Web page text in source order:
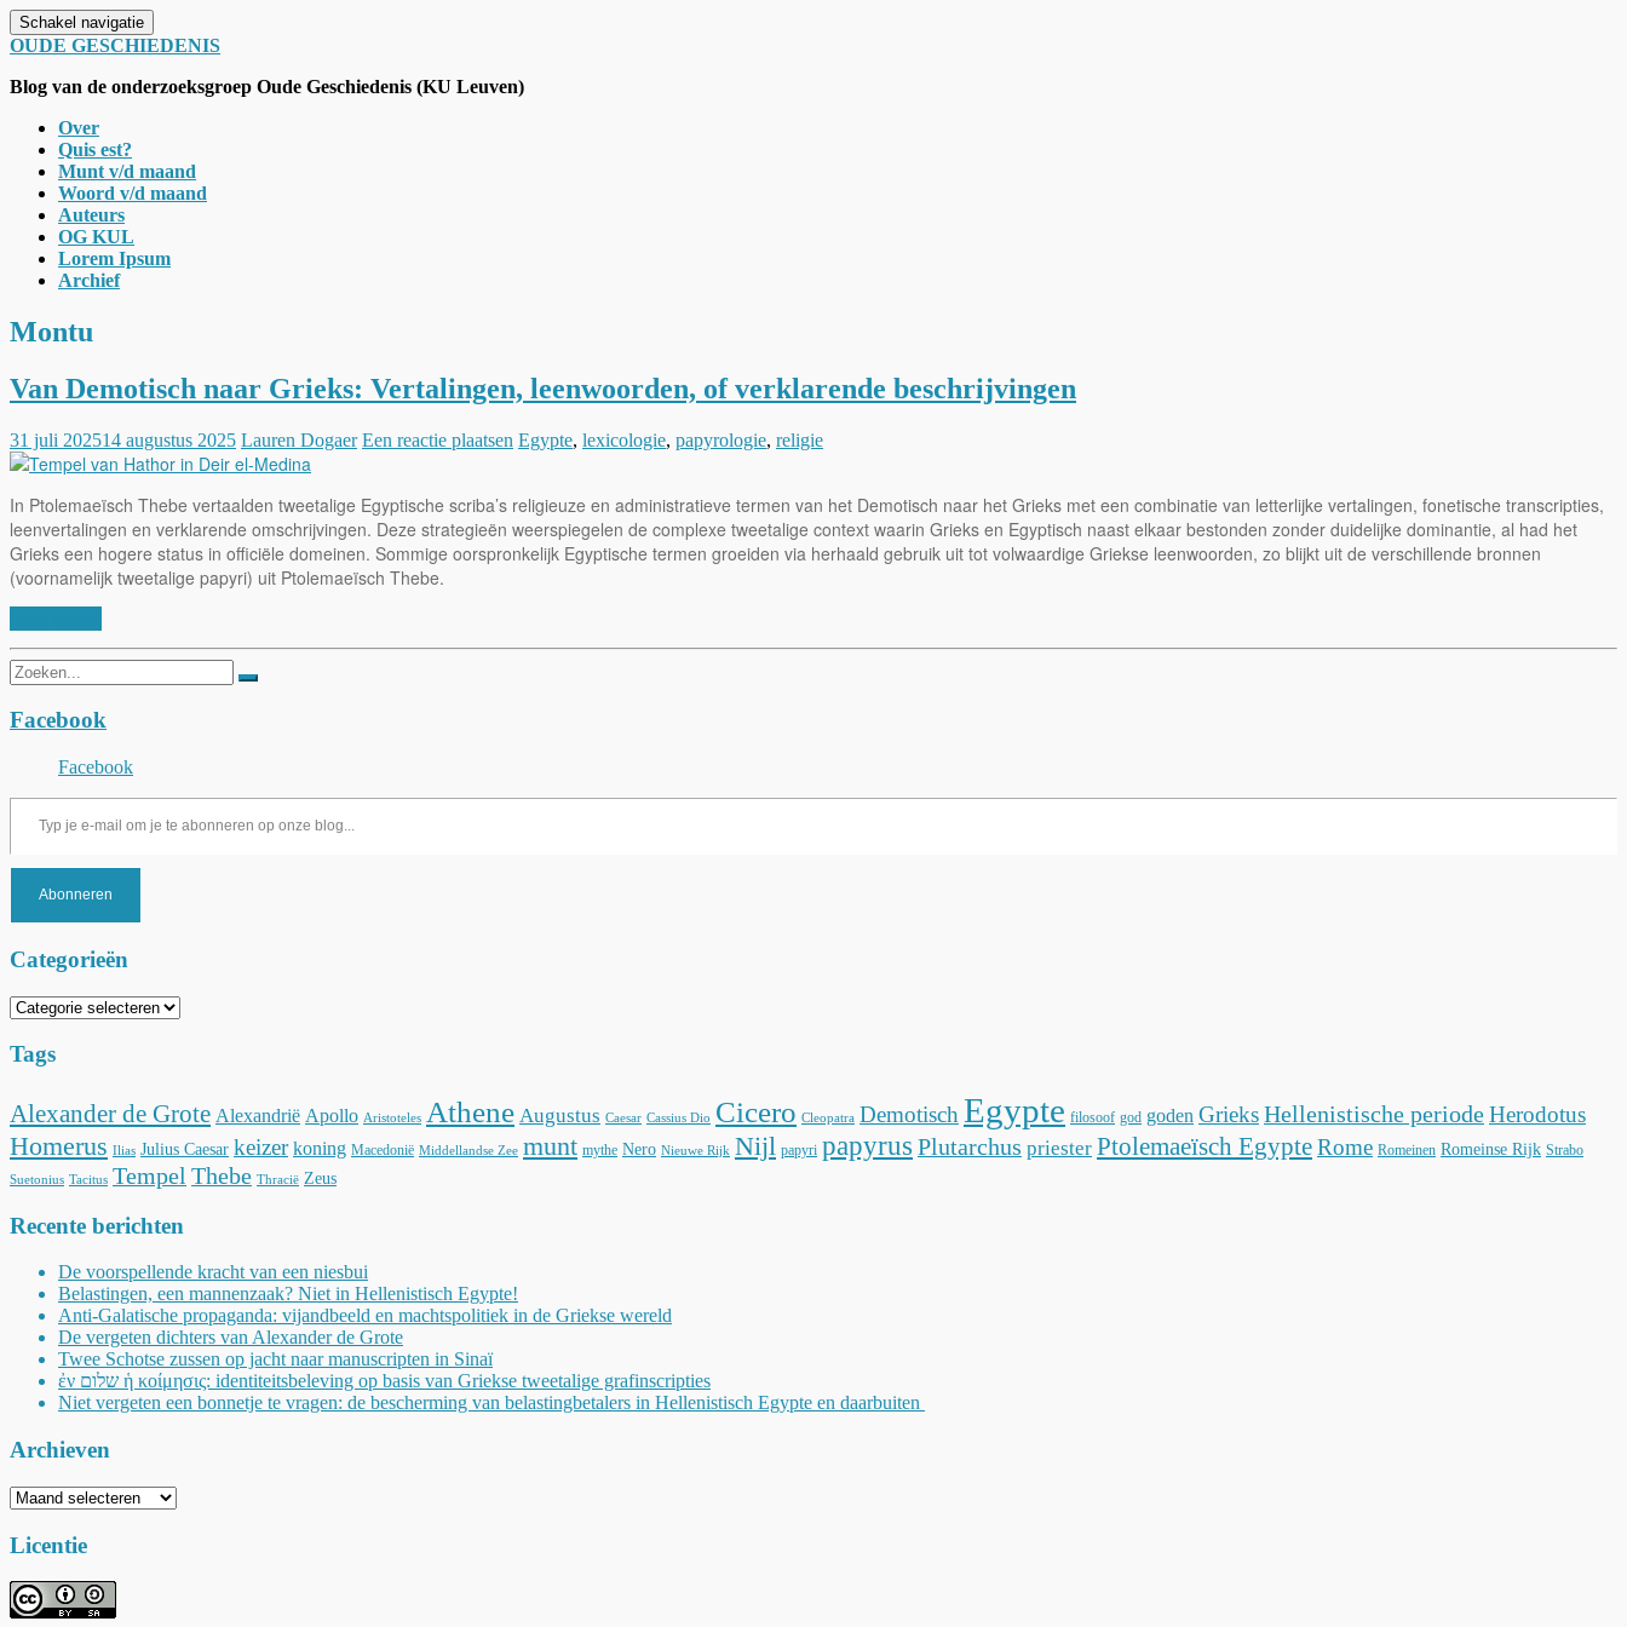
Schakel navigatie
OUDE GESCHIEDENIS
Blog van de onderzoeksgroep Oude Geschiedenis (KU Leuven)
Over
Quis est?
Munt v/d maand
Woord v/d maand
Auteurs
OG KUL
Lorem Ipsum
Archief
Montu
Van Demotisch naar Grieks: Vertalingen, leenwoorden, of verklarende beschrijvingen
31 juli 202514 augustus 2025 Lauren Dogaer Een reactie plaatsen Egypte, lexicologie, papyrologie, religie
In Ptolemaeïsch Thebe vertaalden tweetalige Egyptische scriba’s religieuze en administratieve termen van het Demotisch naar het Grieks met een combinatie van letterlijke vertalingen, fonetische transcripties,
leenvertalingen en verklarende omschrijvingen. Deze strategieën weerspiegelen de complexe tweetalige context waarin Grieks en Egyptisch naast elkaar bestonden zonder duidelijke dominantie, al had het
Grieks een hogere status in officiële domeinen. Sommige oorspronkelijk Egyptische termen groeiden via herhaald gebruik uit tot volwaardige Griekse leenwoorden, zo blijkt uit de verschillende bronnen
(voornamelijk tweetalige papyri) uit Ptolemaeïsch Thebe.
Zoeken
naar:
Facebook
Facebook
Typ je e-mail om je te abonneren op onze blog...
Abonneren
Categorieën
Categorieën
Tags
Alexander de Grote Alexandrië Apollo Aristoteles Athene Augustus Caesar Cassius Dio Cicero Cleopatra Demotisch Egypte filosoof god goden GrieksHellenistische periodeHerodotus
Homerus Ilias Julius Caesar keizer koning Macedonië Middellandse Zee munt mythe Nero Nieuwe Rijk Nijl papyri papyrus Plutarchus priester Ptolemaeïsch EgypteRome Romeinen Romeinse Rijk Strabo
Suetonius Tacitus Tempel Thebe Thracië Zeus
Recente berichten
De voorspellende kracht van een niesbui
Belastingen, een mannenzaak? Niet in Hellenistisch Egypte!
Anti-Galatische propaganda: vijandbeeld en machtspolitiek in de Griekse wereld
De vergeten dichters van Alexander de Grote
Twee Schotse zussen op jacht naar manuscripten in Sinaï
ἐν שלום ἡ κοίμησις: identiteitsbeleving op basis van Griekse tweetalige grafinscripties
Niet vergeten een bonnetje te vragen: de bescherming van belastingbetalers in Hellenistisch Egypte en daarbuiten
Archieven
Archieven
Licentie